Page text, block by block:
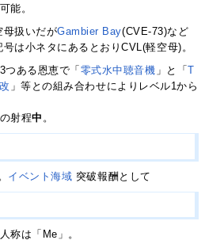
能。
母扱いだがGambier Bay(CVE-73)など
は小ネタにあるとおりCVL(軽空母)。
ある恩恵で「 零式水中聴音機 」と「T
」等との組み合わせによりレベル1から
射程中 。
イベント海域 突破報酬として
称は「Me」。